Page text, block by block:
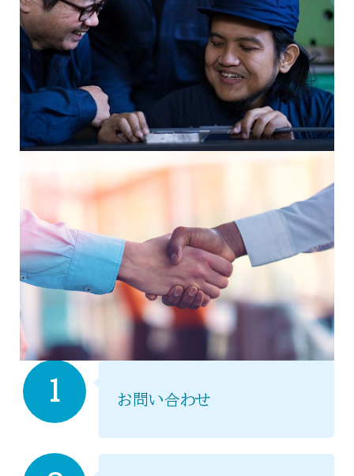
1 お問い合わせ